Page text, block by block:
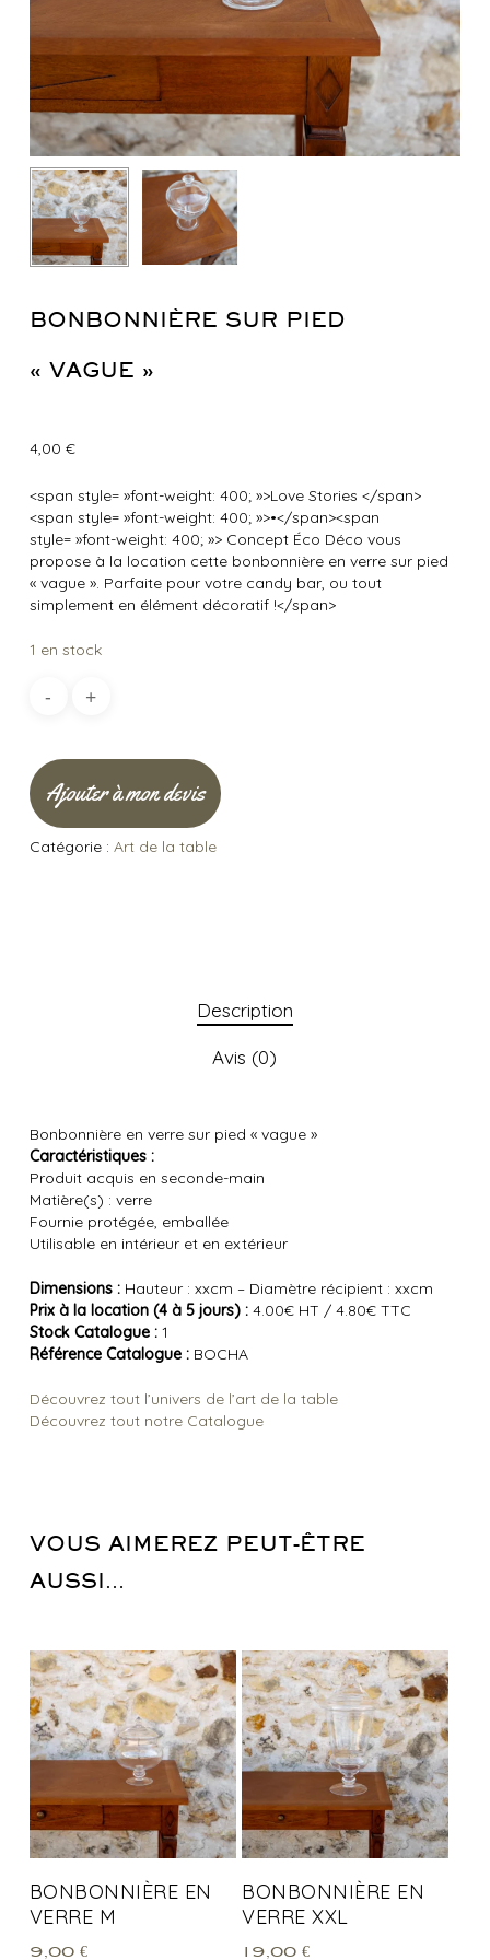
BONBONNIÈRE SUR PIED
« VAGUE »
4,00 €
<span style= »font-weight: 400; »>Love Stories </span>
<span style= »font-weight: 400; »>•</span><span
style= »font-weight: 400; »> Concept Éco Déco vous
propose à la location cette bonbonnière en verre sur pied
« vague ». Parfaite pour votre candy bar, ou tout
simplement en élément décoratif !</span>
1 en stock
Ajouter à mon devis
Catégorie : Art de la table
Description
Avis (0)
Bonbonnière en verre sur pied « vague »
Caractéristiques :
Produit acquis en seconde-main
Matière(s) : verre
Fournie protégée, emballée
Utilisable en intérieur et en extérieur
Dimensions :Hauteur : xxcm – Diamètre récipient : xxcm
Prix à la location (4 à 5 jours) :4.00€ HT / 4.80€ TTC
Stock Catalogue :1
Référence Catalogue :BOCHA
Découvrez tout l’univers de l’art de la table
Découvrez tout notre Catalogue
VOUS AIMEREZ PEUT-ÊTRE
AUSSI…
BONBONNIÈRE EN
VERRE M
9,00 €
BONBONNIÈRE EN
VERRE XXL
19,00€